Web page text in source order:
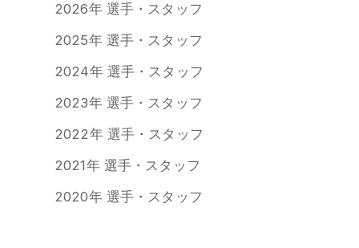
2026年 選手・スタッフ
2025年 選手・スタッフ
2024年 選手・スタッフ
2023年 選手・スタッフ
2022年 選手・スタッフ
2021年 選手・スタッフ
2020年 選手・スタッフ